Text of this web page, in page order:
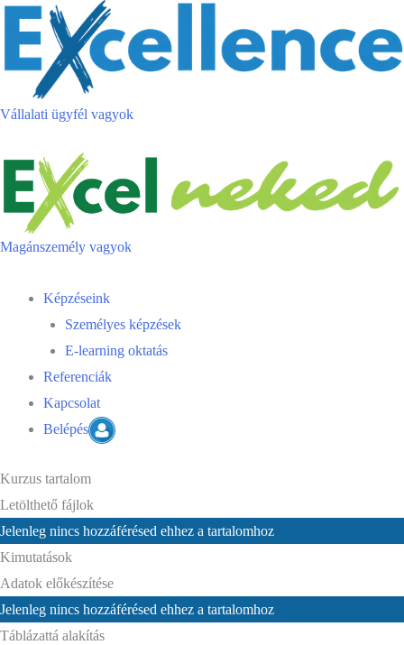
Vállalati ügyfél vagyok
Magánszemély vagyok
Menu
Képzéseink
Személyes képzések
E-learning oktatás
Referenciák
Kapcsolat
Belépés
Kurzus tartalom
Letölthető fájlok
Jelenleg nincs hozzáférésed ehhez a tartalomhoz
Kimutatások
Adatok előkészítése
Jelenleg nincs hozzáférésed ehhez a tartalomhoz
Táblázattá alakítás